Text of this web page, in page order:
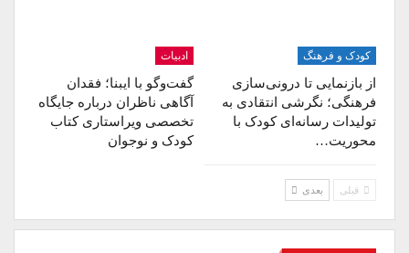
کودک و فرهنگ
از بازنمایی تا درونی‌سازی
فرهنگی؛ نگرشی انتقادی به
تولیدات رسانه‌ای کودک با
محوریت…
ادبیات
گفت‌وگو با ایبنا؛ فقدان
آگاهی ناظران درباره جایگاه
تخصصی ویراستاری کتاب
کودک و نوجوان
قبلی بعدی